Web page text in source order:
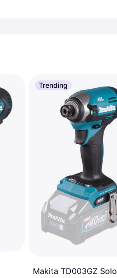
Trending
Makita TD003GZ Solo